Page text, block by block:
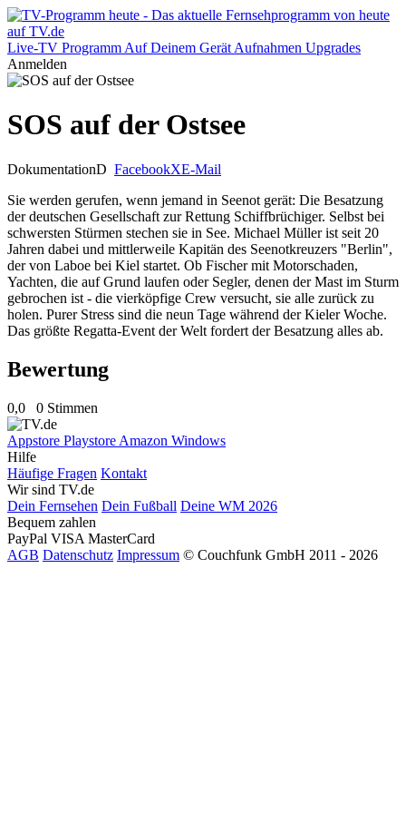
Live-TV Programm Auf Deinem Gerät Aufnahmen Upgrades
Anmelden
SOS auf der Ostsee
DokumentationD FacebookXE-Mail
Sie werden gerufen, wenn jemand in Seenot gerät: Die Besatzung
der deutschen Gesellschaft zur Rettung Schiffbrüchiger. Selbst bei
schwersten Stürmen stechen sie in See. Michael Müller ist seit 20
Jahren dabei und mittlerweile Kapitän des Seenotkreuzers "Berlin",
der von Laboe bei Kiel startet. Ob Fischer mit Motorschaden,
Yachten, die auf Grund laufen oder Segler, denen der Mast im Sturm
gebrochen ist - die vierköpfige Crew versucht, sie alle zurück zu
holen. Purer Stress sind die neun Tage während der Kieler Woche.
Das größte Regatta-Event der Welt fordert der Besatzung alles ab.
Bewertung
0,0 0 Stimmen
Appstore Playstore Amazon Windows
Hilfe
Häufige Fragen Kontakt
Wir sind TV.de
Dein Fernsehen Dein Fußball Deine WM 2026
Bequem zahlen
PayPal VISA MasterCard
AGB Datenschutz Impressum © Couchfunk GmbH 2011 - 2026